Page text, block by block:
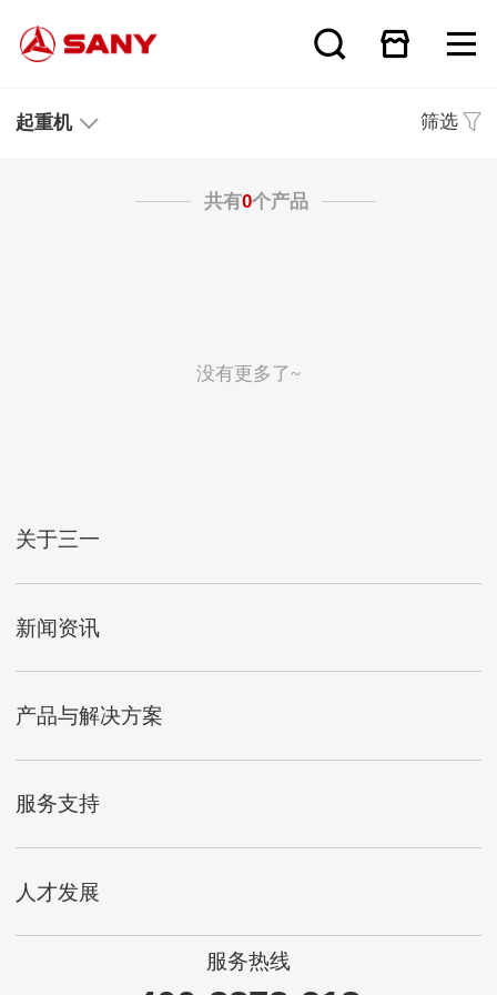
起重机 筛选
共有0个产品
没有更多了~
关于三一
新闻资讯
产品与解决方案
服务支持
人才发展
服务热线